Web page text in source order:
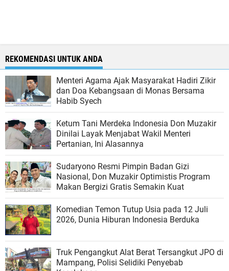
REKOMENDASI UNTUK ANDA
Menteri Agama Ajak Masyarakat Hadiri Zikir
dan Doa Kebangsaan di Monas Bersama
Habib Syech
Ketum Tani Merdeka Indonesia Don Muzakir
Dinilai Layak Menjabat Wakil Menteri
Pertanian, Ini Alasannya
Sudaryono Resmi Pimpin Badan Gizi
Nasional, Don Muzakir Optimistis Program
Makan Bergizi Gratis Semakin Kuat
Komedian Temon Tutup Usia pada 12 Juli
2026, Dunia Hiburan Indonesia Berduka
Truk Pengangkut Alat Berat Tersangkut JPO di
Mampang, Polisi Selidiki Penyebab